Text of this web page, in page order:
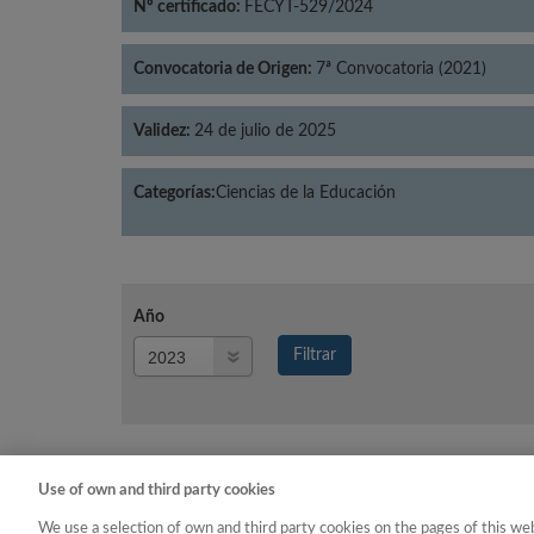
Nº certificado: FECYT-529/2024
Convocatoria de Origen: 7ª Convocatoria (2021)
Validez: 24 de julio de 2025
Categorías:Ciencias de la Educación
Año
Filtrar
Año
Use of own and third party cookies
We use a selection of own and third party cookies on the pages of this